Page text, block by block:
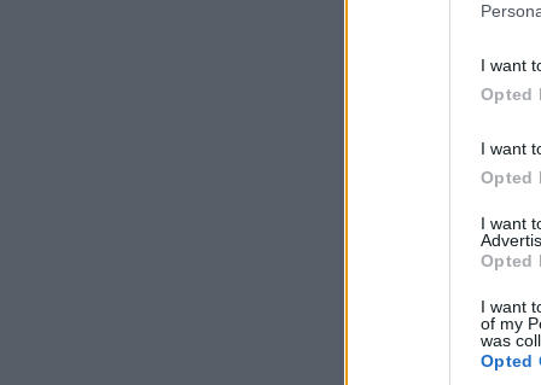
I want
Opted
I want
Opted
I want
Opted
I want
of my
was
Opted